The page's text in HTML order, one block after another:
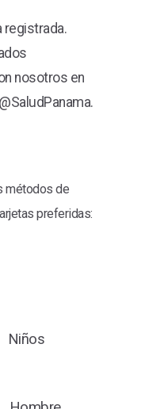
registrada.
nosotros en
métodos de
preferidas:
Niños